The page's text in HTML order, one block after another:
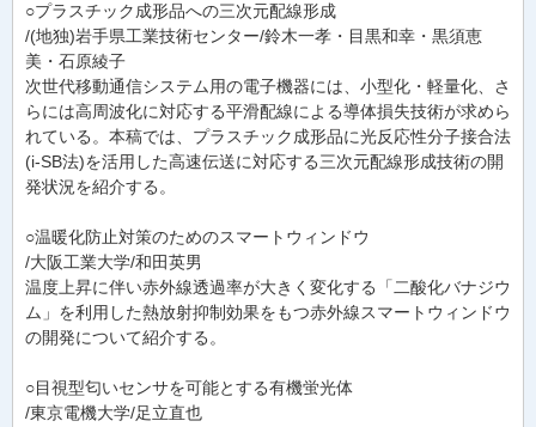
○プラスチック成形品への三次元配線形成
/(地独)岩手県工業技術センター/鈴木一孝・目黒和幸・黒須恵
美・石原綾子
次世代移動通信システム用の電子機器には、小型化・軽量化、さ
らには高周波化に対応する平滑配線による導体損失技術が求めら
れている。本稿では、プラスチック成形品に光反応性分子接合法
(i-SB法)を活用した高速伝送に対応する三次元配線形成技術の開
発状況を紹介する。
○温暖化防止対策のためのスマートウィンドウ
/大阪工業大学/和田英男
温度上昇に伴い赤外線透過率が大きく変化する「二酸化バナジウ
ム」を利用した熱放射抑制効果をもつ赤外線スマートウィンドウ
の開発について紹介する。
○目視型匂いセンサを可能とする有機蛍光体
/東京電機大学/足立直也